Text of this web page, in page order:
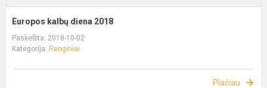
Europos kalbų diena 2018
Paskelbta: 2018-10-02
Kategorija: Renginiai
Plačiau